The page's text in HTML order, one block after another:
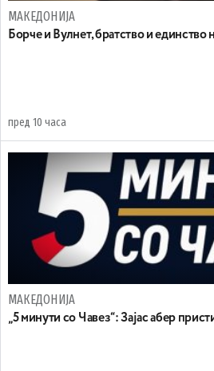
МАКЕДОНИЈА
Борче и Вулнет, братство и единство
пред 10 часа
МАКЕДОНИЈА
„5 минути со Чавез“: Зајас абер